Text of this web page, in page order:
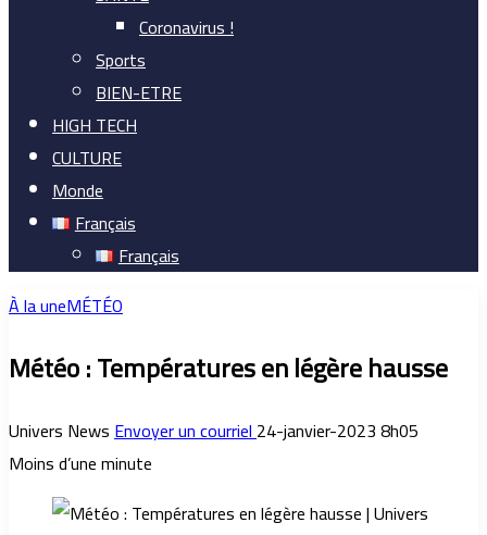
Coronavirus !
Sports
BIEN-ETRE
HIGH TECH
CULTURE
Monde
Français
Français
À la uneMÉTÉO
Météo : Températures en légère hausse
Univers NewsEnvoyer un courriel24-janvier-2023 8h05
Moins d’une minute